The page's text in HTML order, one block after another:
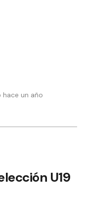
hace un año
U19